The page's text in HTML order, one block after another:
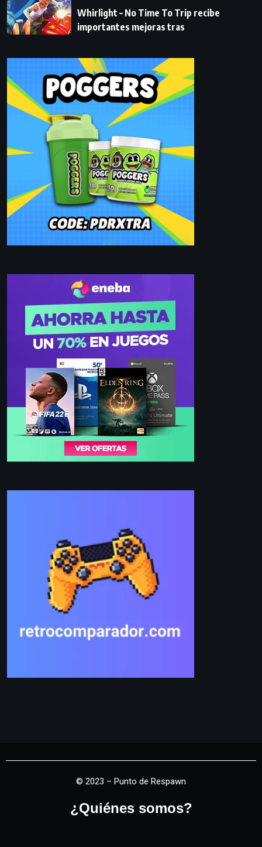
Whirlight – No Time To Trip recibe
importantes mejoras tras
© 2023 – Punto de Respawn
¿Quiénes somos?